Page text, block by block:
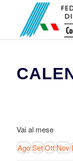
Vai al mese
AgoSetOttNov